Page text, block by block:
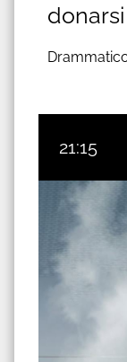
donarsi
21:15